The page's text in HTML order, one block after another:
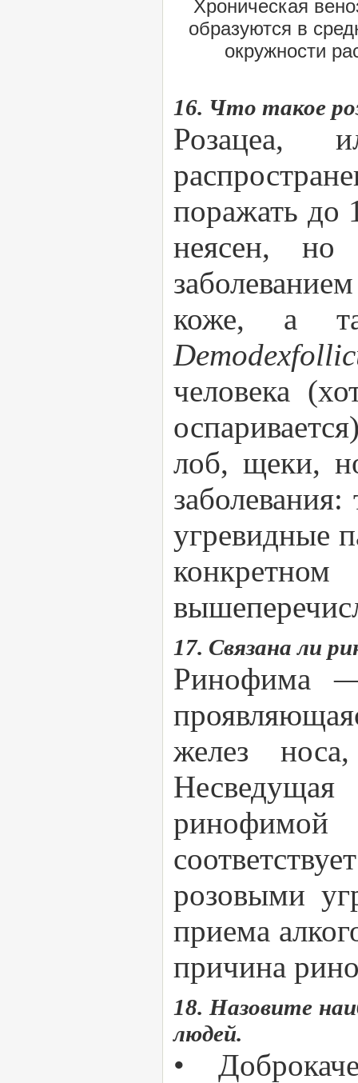
Хроническая
образуются в
окружности
16. Что такое
Розацеа,
поражать до
неясен,
коже, а
человека
лоб, щеки,
угревидные
17. Связана ли
Ринофима
желез
ринофимой
розовыми
приема
причина
18. Назовите
людей.
•